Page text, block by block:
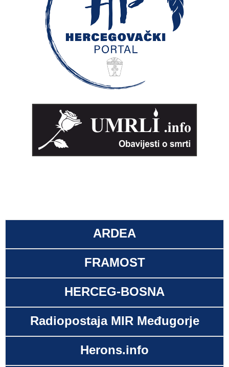
ARDEA
FRAMOST
HERCEG-BOSNA
Radiopostaja MIR Međugorje
Herons.info